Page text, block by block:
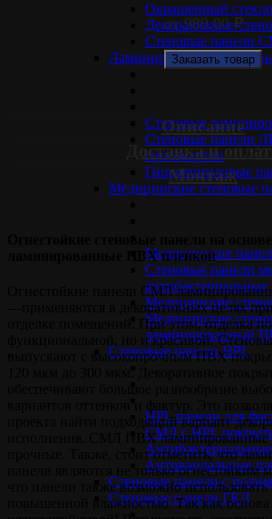
Окрашенный
Декоративные
Стеновые панели
Ламинированные
Стеновые
Стеновые панели
гипсокартон
Гипсовиниловые
Медицинские стеновые
Медицинские
Стеновые панели
Медицинские
Медицинские
ламинированный
Стеновые панели НPL
HPL панели для
СМЛ с HPL
Антивандальные
Cтеновые панели с
Стеновые панели ГКЛ
от980.00₽
Заказать товар
Описание
Доставка и
Монтаж
ламинированные ПВХ пленкой
Огнестойкие панели СМЛ
—применяются в декоративных целях
отделке помещений. При этом, отделка
функциональной, но и красивой.
выпускают с высокопрочным ПВХ
проекта найти подходящий вариант
исполнения. СМЛ ПВХ ламинированные
прочные. Также, стоит отметить, что
панели являются не только огнестойким
что панели также возможно
повышенной влажностью. Так как основа